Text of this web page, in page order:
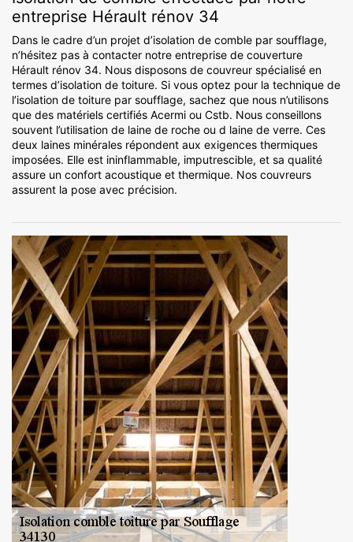
entreprise Hérault rénov 34
Dans le cadre d’un projet d’isolation de comble par soufflage,
n’hésitez pas à contacter notre entreprise de couverture
Hérault rénov 34. Nous disposons de couvreur spécialisé en
termes d’isolation de toiture. Si vous optez pour la technique de
l’isolation de toiture par soufflage, sachez que nous n’utilisons
que des matériels certifiés Acermi ou Cstb. Nous conseillons
souvent l’utilisation de laine de roche ou d laine de verre. Ces
deux laines minérales répondent aux exigences thermiques
imposées. Elle est ininflammable, imputrescible, et sa qualité
assure un confort acoustique et thermique. Nos couvreurs
assurent la pose avec précision.